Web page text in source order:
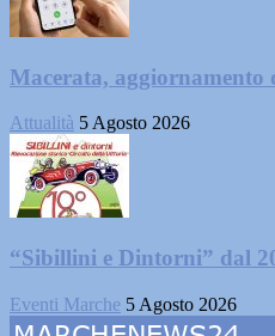
Macerata, aggiornamento
Attualità 5 Agosto 2026
“Sibillini e Dintorni” dal
Eventi Marche 5 Agosto 2026